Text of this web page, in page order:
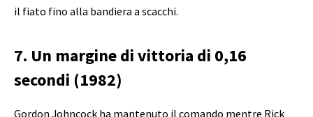
il fiato fino alla bandiera a scacchi.
7. Un margine di vittoria di 0,16
secondi (1982)
Gordon Johncock ha mantenuto il comando mentre Rick